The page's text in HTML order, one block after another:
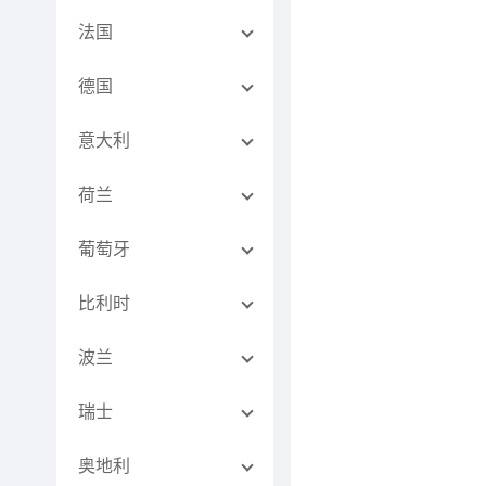
法国
德国
意大利
荷兰
葡萄牙
比利时
波兰
瑞士
奥地利